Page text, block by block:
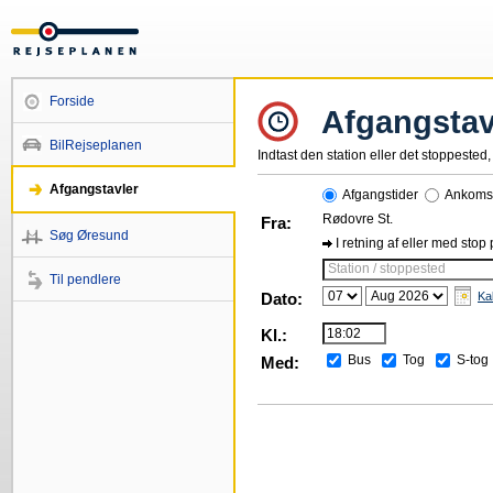
Forside
BilRejseplanen
Afgangstavler
Søg Øresund
Til pendlere
Indtast den station eller det
Afgangstider
Fra:
Rødovre St.
I retning af eller med stop
Station / stoppested
Dato:
Kl.:
Med:
Bus Tog S-tog